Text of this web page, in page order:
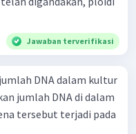
Jawaban terverifikasi
DNA dalam kultur
jumlah DNA di dalam
tersebut terjadi pada